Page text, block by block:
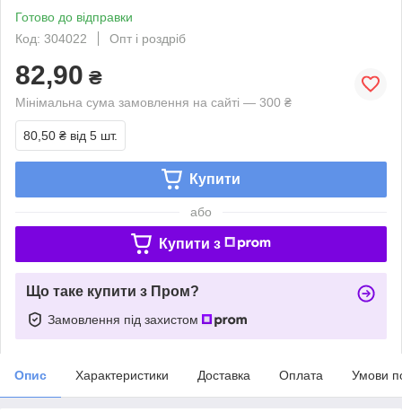
Готово до відправки
Код: 304022
Опт і роздріб
82,90 ₴
Мінімальна сума замовлення на сайті — 300 ₴
80,50 ₴ від 5 шт.
Купити
або
Купити з
Що таке купити з Пром?
Замовлення під захистом
Опис Характеристики Доставка Оплата Умови